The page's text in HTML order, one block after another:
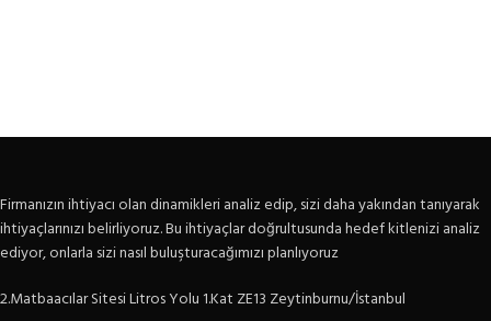
Firmanızın ihtiyacı olan dinamikleri analiz edip, sizi daha yakından tanıyarak
ihtiyaçlarınızı belirliyoruz. Bu ihtiyaçlar doğrultusunda hedef kitlenizi analiz
ediyor, onlarla sizi nasıl buluşturacağımızı planlıyoruz
2.Matbaacılar Sitesi Litros Yolu 1.Kat ZE13 Zeytinburnu/İstanbul